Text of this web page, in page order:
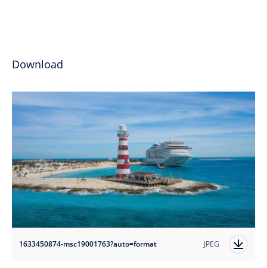
Download
1633450874-msc19001763?auto=format JPEG